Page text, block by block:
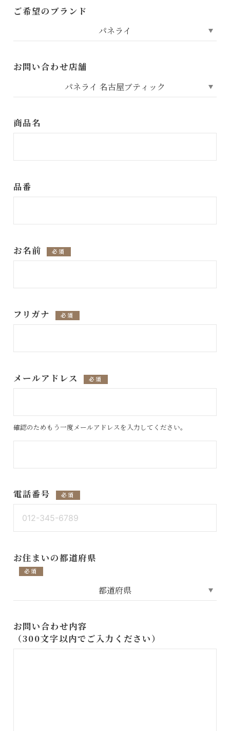
ご希望のブランド
お問い合わせ店舗
商品名
品番
お名前 必須
フリガナ 必須
メールアドレス 必須
確認のためもう一度メールアドレスを入力してください。
電話番号 必須
お住まいの都道府県
必須
お問い合わせ内容
（300文字以内でご入力ください）